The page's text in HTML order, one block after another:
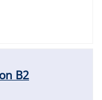
B2